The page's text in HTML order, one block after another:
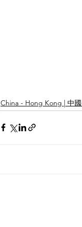
China - Hong Kong | 中